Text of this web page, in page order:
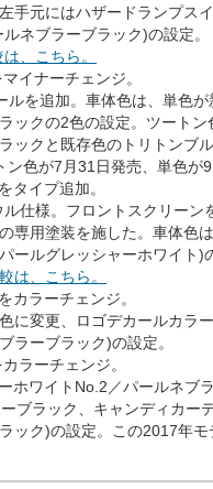
手元にはハザードランプス
ネブラーブラック)の設定。
、こちら。
イナーチェンジ。
を追加。車体色は、単色
ックの2色の設定。ツート
ックと既存色のトリトンブ
色が7月31日発売、単色が9
タイプ追加。
仕様。フロントスクリーン
専用塗装を施した。車体色
ールグレッシャーホワイト)
は、こちら。
カラーチェンジ。
に変更、ロゴデカールカラ
ラーブラック)の設定。
ラーチェンジ。
ホワイトNo.2／パールネブ
ブラック、キャンディカー
ック)の設定。この2017年